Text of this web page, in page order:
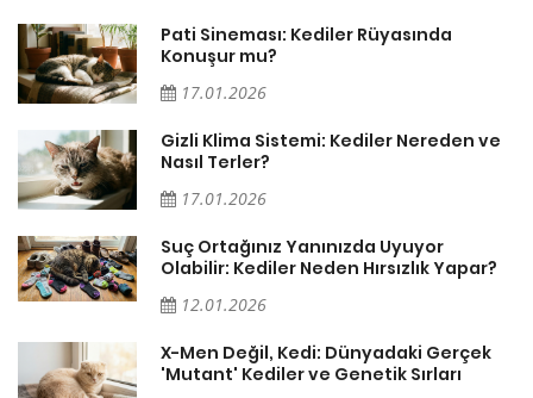
Pati Sineması: Kediler Rüyasında
Konuşur mu?
17.01.2026
Gizli Klima Sistemi: Kediler Nereden ve
Nasıl Terler?
17.01.2026
Suç Ortağınız Yanınızda Uyuyor
Olabilir: Kediler Neden Hırsızlık Yapar?
12.01.2026
X-Men Değil, Kedi: Dünyadaki Gerçek
'Mutant' Kediler ve Genetik Sırları